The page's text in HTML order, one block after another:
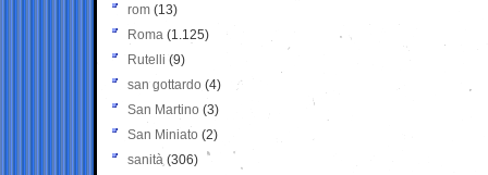
rom (13)
Roma (1.125)
Rutelli (9)
san gottardo (4)
San Martino (3)
San Miniato (2)
sanità (306)